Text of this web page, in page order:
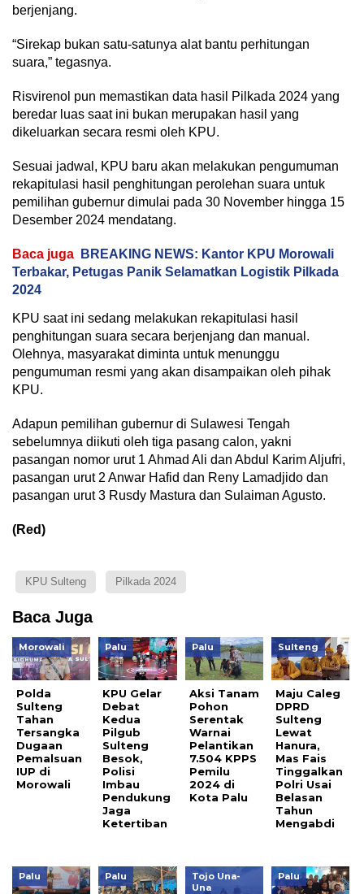
berjenjang.
“Sirekap bukan satu-satunya alat bantu perhitungan
suara,” tegasnya.
Risvirenol pun memastikan data hasil Pilkada 2024 yang
beredar luas saat ini bukan merupakan hasil yang
dikeluarkan secara resmi oleh KPU.
Sesuai jadwal, KPU baru akan melakukan pengumuman
rekapitulasi hasil penghitungan perolehan suara untuk
pemilihan gubernur dimulai pada 30 November hingga 15
Desember 2024 mendatang.
Baca juga
BREAKING NEWS: Kantor KPU Morowali
Terbakar, Petugas Panik Selamatkan Logistik Pilkada
2024
KPU saat ini sedang melakukan rekapitulasi hasil
penghitungan suara secara berjenjang dan manual.
Olehnya, masyarakat diminta untuk menunggu
pengumuman resmi yang akan disampaikan oleh pihak
KPU.
Adapun pemilihan gubernur di Sulawesi Tengah
sebelumnya diikuti oleh tiga pasang calon, yakni
pasangan nomor urut 1 Ahmad Ali dan Abdul Karim Aljufri,
pasangan urut 2 Anwar Hafid dan Reny Lamadjido dan
pasangan urut 3 Rusdy Mastura dan Sulaiman Agusto.
(Red)
KPU Sulteng Pilkada 2024
Baca Juga
Morowali
Polda
Sulteng
Tahan
Tersangka
Dugaan
Pemalsuan
IUP di
Morowali
Palu
KPU Gelar
Debat
Kedua
Pilgub
Sulteng
Besok,
Polisi
Imbau
Pendukung
Jaga
Ketertiban
Palu
Aksi Tanam
Pohon
Serentak
Warnai
Pelantikan
7.504 KPPS
Pemilu
2024 di
Kota Palu
Sulteng
Maju Caleg
DPRD
Sulteng
Lewat
Hanura,
Mas Fais
Tinggalkan
Polri Usai
Belasan
Tahun
Mengabdi
Palu Palu
Tojo Una-
Una
Palu